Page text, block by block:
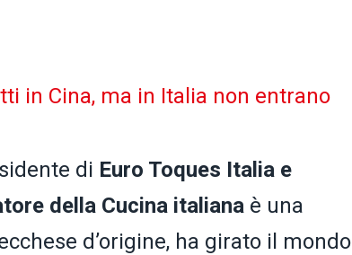
in Cina, ma in Italia non entrano
di Euro Toques Italia e
della Cucina italiana è una
d’origine, ha girato il mondo